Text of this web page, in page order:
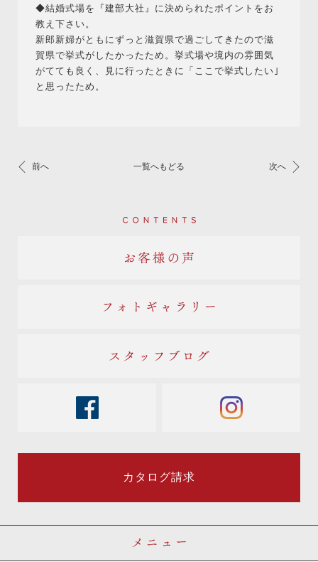
◆結婚式場を『建部大社』に決められたポイントをお
教え下さい。
新郎新婦がともにずっと滋賀県で過ごしてきたので滋
賀県で挙式がしたかったため。挙式場や境内の雰囲気
がてても良く、見に行ったときに「ここで挙式したい｣
と思ったため。
前へ 一覧へもどる 次へ
Contents
お客様の声
フォトギャラリー
スタッフブログ
facebook instagram
カタログ請求